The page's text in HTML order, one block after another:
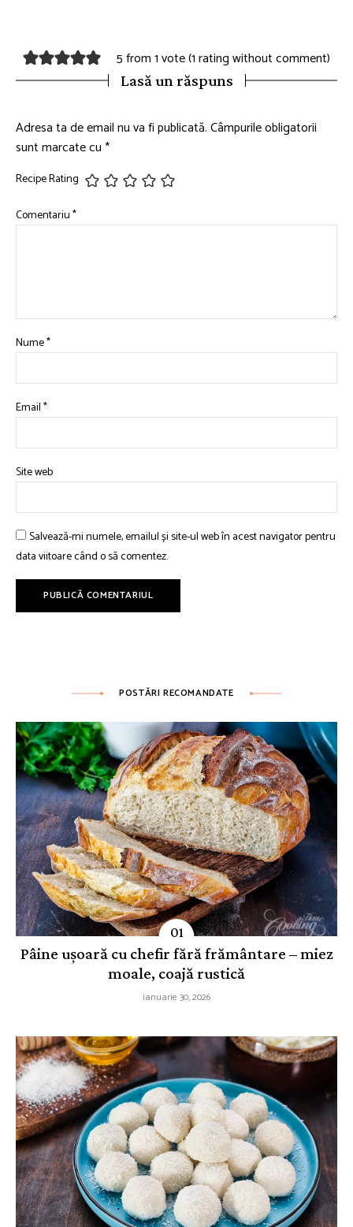
5 from 1 vote (1 rating without comment)
Lasă un răspuns
Adresa ta de email nu va fi publicată.Câmpurile obligatorii
sunt marcate cu*
Recipe Rating
Comentariu*
Nume*
Email*
Site web
Salvează-mi numele, emailul și site-ul web în acest navigator pentru
data viitoare când o să comentez.
POSTĂRI RECOMANDATE
Pâine ușoară cu chefir fără frământare – miez
moale, coajă rustică
ianuarie 30, 2026